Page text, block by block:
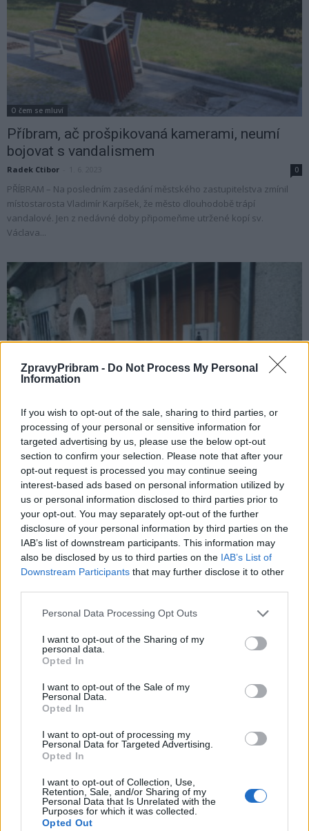
ZpravyPribram - Do Not Process My Personal
Information
If you wish to opt-out of the sale, sharing to third parties, or
processing of your personal or sensitive information for
targeted advertising by us, please use the below opt-out
section to confirm your selection. Please note that after your
opt-out request is processed you may continue seeing
interest-based ads based on personal information utilized by
us or personal information disclosed to third parties prior to
your opt-out. You may separately opt-out of the further
disclosure of your personal information by third parties on the
IAB’s list of downstream participants. This information may
also be disclosed by us to third parties on the IAB’s List of
Downstream Participants that may further disclose it to other
Personal Data Processing Opt Outs
I want to opt-out of the Sharing of my
personal data.
Opted In
I want to opt-out of the Sale of my
Personal Data.
Opted In
I want to opt-out of processing my
Personal Data for Targeted Advertising.
Opted In
I want to opt-out of Collection, Use,
Retention, Sale, and/or Sharing of my
Personal Data that Is Unrelated with the
Purposes for which it was collected.
Opted Out
O čem se mluví
Příbram, ač prošpikovaná kamerami, neumí
bojovat s vandalismem
Radek Ctibor 0
PŘÍBRAM – Na posledním zasedání městského zastupitelstva zmínil
místostarosta Vladimír Karpíšek, že město dlouhodobě trápí
vandalové. Jen z nedávné doby připomeňme utržené kopí sv.
Václava...
WC na Dvořákově nábřeží pod útoky
bezdomovců. Lidem i trhovcům musí stačit...
Radek Ctibor 9. 6. 2021
PŘÍBRAM - Před časem se na Facebooku objevil příspěvek o
neutěšeném stavu veřejných toalet v hrázi na Dvořákově nábřeží.
Jejich vybavení ničili především bezdomovci,...
„Chytré“ WC v Sedlčanech se bude stěhovat
SEDLČANY – Před dvěma lety bylo do provozu v Sedlčanech uvedeno
tzv "chytré WC", které veřejnost najde poblíž sportovního hřiště za